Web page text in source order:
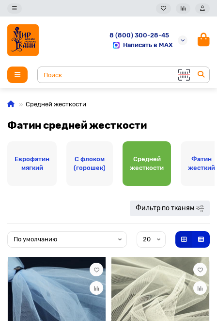
8 (800) 300-28-45
Написать в MAX
Средней жесткости
Фатин средней жесткости
Еврофатин
мягкий
С флоком
(горошек)
Средней
жесткости
Фатин
жесткий
Фильтр по тканям